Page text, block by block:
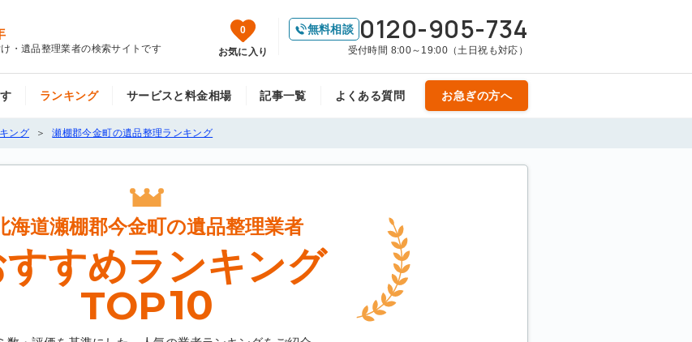
・遺品整理業者の検索サイトです
0
お気に入り
無料相談 0120-905-734
受付時間 8:00～19:00（土日祝も対応）
ランキング サービスと料金相場 記事一覧 よくある質問 お急ぎの方へ
ング 瀬棚郡今金町の遺品整理ランキング
海道瀬棚郡今金町の遺品整理業者
すすめランキング
TOP10